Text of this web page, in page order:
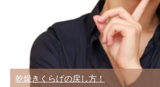
乾燥きくらげの戻し方！